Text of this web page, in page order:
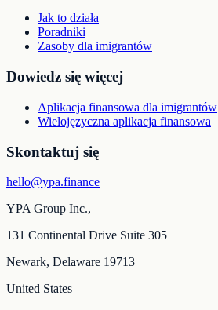
Jak to działa
Poradniki
Zasoby dla imigrantów
Dowiedz się więcej
Aplikacja finansowa dla imigrantów
Wielojęzyczna aplikacja finansowa
Skontaktuj się
hello@ypa.finance
YPA Group Inc.,
131 Continental Drive Suite 305
Newark, Delaware 19713
United States